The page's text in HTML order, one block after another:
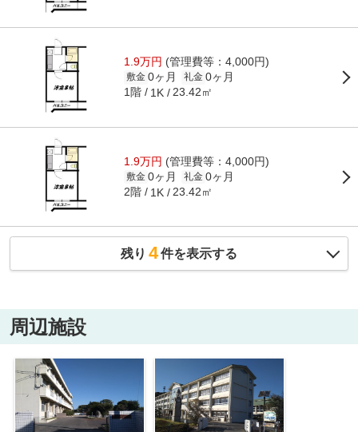
1.9万円 (管理費等：4,000円)
敷金 0ヶ月 礼金 0ヶ月
1階 1K 23.42㎡
1.9万円 (管理費等：4,000円)
敷金 0ヶ月 礼金 0ヶ月
2階 1K 23.42㎡
残り 4件を表示する
周辺施設